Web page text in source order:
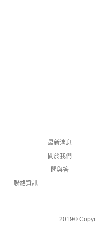
最新消息
關於我們
問與答
聯絡資訊
2019©